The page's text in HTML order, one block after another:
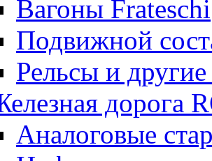
Вагоны Frateschi
Подвижной
Рельсы и
дорога
Аналоговые